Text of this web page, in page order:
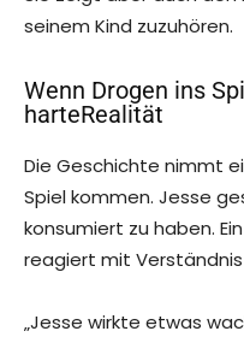
seinem Kind zuzuhören.
Wenn Drogen ins
harteRealität
Die Geschichte nimmt
Spiel kommen. Jesse
konsumiert zu haben.
reagiert mit
„Jesse wirkte etwas